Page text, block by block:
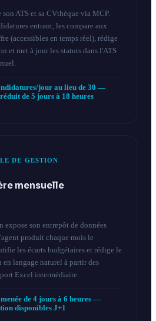
ATS et sa CVthèque via MCP.
entrant, les compare aux
(accessibles en temps réel), rédige
et met à jour les statuts dans l'ATS
jour au lieu de 30 —
de 5 jours à 18 heures
DE GESTION
mensuelle
expose son entrepôt de données
produit chaque mois le
les écarts budgétaires et rédige le
en langage naturel à partir des
Excel intermédiaire.
de 4 jours à 6 heures —
disponibles J+1